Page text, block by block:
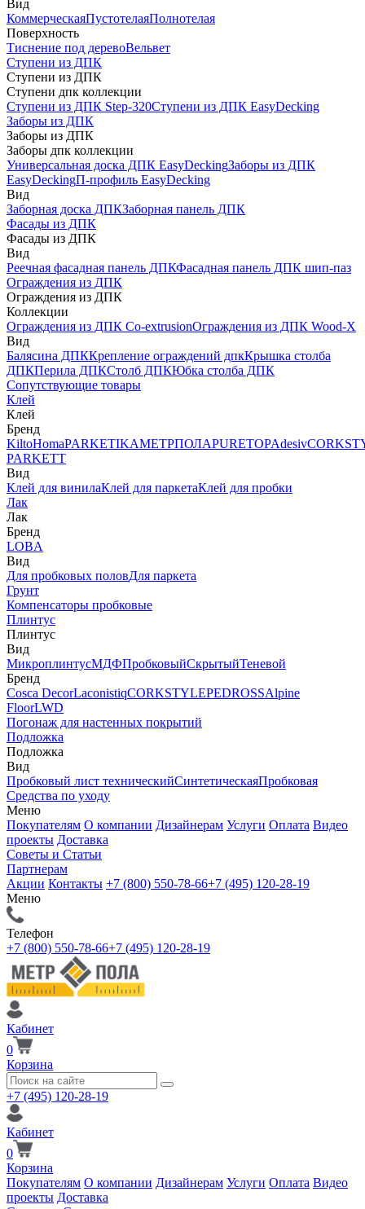
Вид
КоммерческаяПустотелаяПолнотелая
Поверхность
Тиснение под деревоВельвет
Ступени из ДПК
Ступени из ДПК
Ступени дпк коллекции
Ступени из ДПК Step-320Ступени из ДПК EasyDecking
Заборы из ДПК
Заборы из ДПК
Заборы дпк коллекции
Универсальная доска ДПК EasyDeckingЗаборы из ДПК
EasyDeckingП-профиль EasyDecking
Вид
Заборная доска ДПКЗаборная панель ДПК
Фасады из ДПК
Фасады из ДПК
Вид
Реечная фасадная панель ДПКФасадная панель ДПК шип-паз
Ограждения из ДПК
Ограждения из ДПК
Коллекции
Ограждения из ДПК Co-extrusionОграждения из ДПК Wood-X
Вид
Балясина ДПККрепление ограждений дпкКрышка столба
ДПКПерила ДПКСтолб ДПКЮбка столба ДПК
Сопутствующие товары
Клей
Клей
Бренд
KiltoHomaPARKETIKAМЕТРПОЛАPURETOPAdesiv
PARKETT
Вид
Клей для винилаКлей для паркетаКлей для пробки
Лак
Лак
Бренд
LOBA
Вид
Для пробковых половДля паркета
Грунт
Компенсаторы пробковые
Плинтус
Плинтус
Вид
МикроплинтусМДФПробковыйСкрытыйТеневой
Бренд
Cosca DecorLaconistiqCORKSTYLEPEDROSSAlpine
FloorLWD
Погонаж для настенных покрытий
Подложка
Подложка
Вид
Пробковый лист техническийСинтетическаяПробковая
Средства по уходу
Меню
Покупателям О компании Дизайнерам Услуги Оплата Видео
проекты Доставка
Советы и Статьи
Партнерам
Акции Контакты +7 (800) 550-78-66+7 (495) 120-28-19
Меню
Телефон
+7 (800) 550-78-66+7 (495) 120-28-19
Кабинет
0
Корзина
+7 (495) 120-28-19
Кабинет
0
Корзина
Покупателям О компании Дизайнерам Услуги Оплата Видео
проекты Доставка